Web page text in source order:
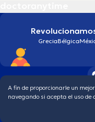
GreciaBélgica
Condiciones generales
A fin de proporcionarle un
navegando si acepta el uso de